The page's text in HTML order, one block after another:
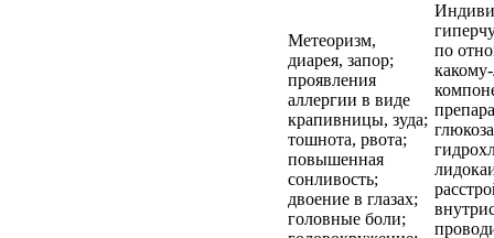
Метеоризм,
диарея, запор;
проявления
аллергии в виде
крапивницы, зуда;
тошнота, рвота;
повышенная
сонливость;
двоение в глазах;
головные боли;
по